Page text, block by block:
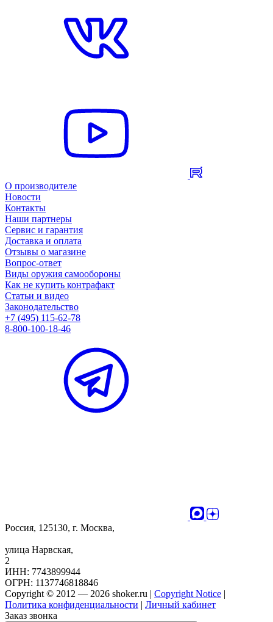
О производителе
Новости
Контакты
Наши партнеры
Сервис и гарантия
Доставка и оплата
Отзывы о магазине
Вопрос-ответ
Виды оружия самообороны
Как не купить контрафакт
Статьи и видео
Законодательство
+7 (495) 115-62-78
8-800-100-18-46
Россия, 125130, г. Москва,
улица Нарвская,
2
ИНН: 7743899944
ОГРН: 1137746818846
Copyright © 2012 — 2026 shoker.ru | Copyright Notice |
Политика конфиденциальности | Личный кабинет
Заказ звонка